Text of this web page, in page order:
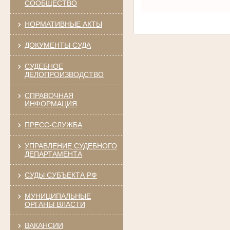
СООБЩЕСТВО
НОРМАТИВНЫЕ АКТЫ
ДОКУМЕНТЫ СУДА
СУДЕБНОЕ
ДЕЛОПРОИЗВОДСТВО
СПРАВОЧНАЯ
ИНФОРМАЦИЯ
ПРЕСС-СЛУЖБА
УПРАВЛЕНИЕ СУДЕБНОГО
ДЕПАРТАМЕНТА
СУДЫ СУБЪЕКТА РФ
МУНИЦИПАЛЬНЫЕ
ОРГАНЫ ВЛАСТИ
ВАКАНСИИ